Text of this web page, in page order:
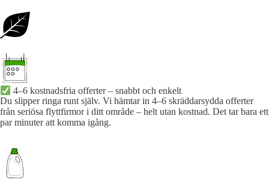
4–6 kostnadsfria offerter – snabbt och enkelt
Du slipper ringa runt själv. Vi hämtar in 4–6 skräddarsydda offerter
från seriösa flyttfirmor i ditt område – helt utan kostnad. Det tar bara ett
par minuter att komma igång.